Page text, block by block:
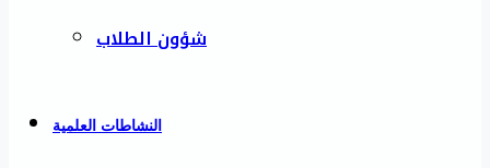
شؤون الطلاب
النشاطات العلمية